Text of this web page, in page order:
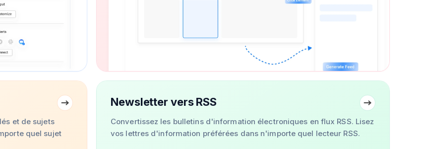
et de sujets
quel sujet
Newsletter vers RSS
Convertissez les bulletins d'information électroniques en flux RSS. Lisez
vos lettres d'information préférées dans n'importe quel lecteur RSS.